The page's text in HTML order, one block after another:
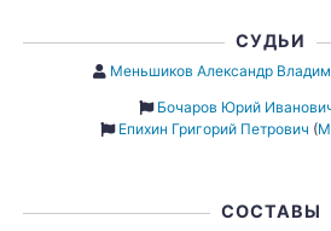
СУДЬИ
Меньшиков Александр
Бочаров Юрий
Епихин Григорий Петрович (
СОСТАВЫ